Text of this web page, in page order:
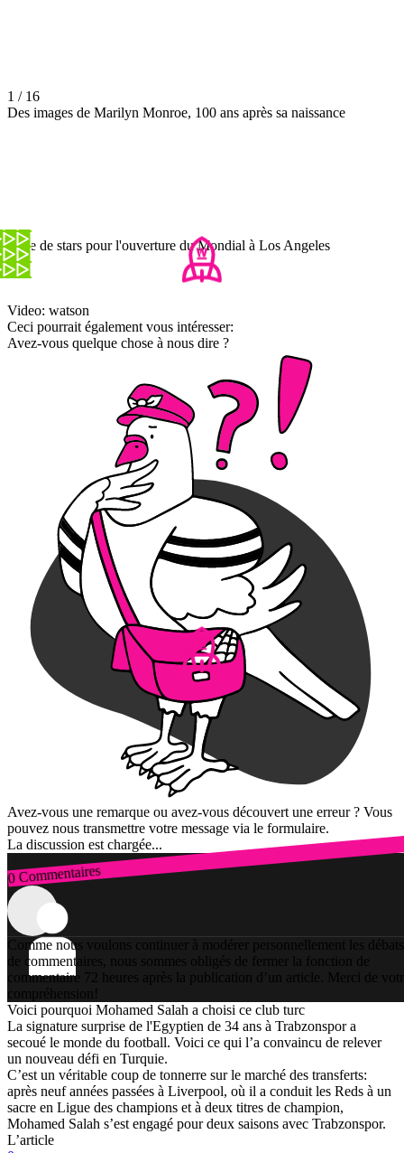
1 / 16
Des images de Marilyn Monroe, 100 ans après sa naissance
Pluie de stars pour l'ouverture du Mondial à Los Angeles
Video: watson
Ceci pourrait également vous intéresser:
Avez-vous quelque chose à nous dire ?
Avez-vous une remarque ou avez-vous découvert une erreur ? Vous
pouvez nous transmettre votre message via le formulaire.
La discussion est chargée...
0 Commentaires
Connexion
Comme nous voulons continuer à modérer personnellement les débats
de commentaires, nous sommes obligés de fermer la fonction de
commentaire 72 heures après la publication d’un article. Merci de
compréhension!
Voici pourquoi Mohamed Salah a choisi ce club turc
La signature surprise de l'Egyptien de 34 ans à Trabzonspor a
secoué le monde du football. Voici ce qui l’a convaincu de relever
un nouveau défi en Turquie.
C’est un véritable coup de tonnerre sur le marché des transferts:
après neuf années passées à Liverpool, où il a conduit les Reds à un
sacre en Ligue des champions et à deux titres de champion,
Mohamed Salah s’est engagé pour deux saisons avec Trabzonspor.
L’article